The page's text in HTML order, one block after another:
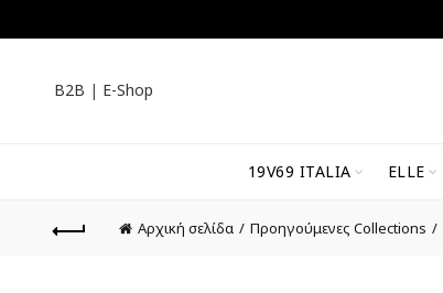
B2B | E-Shop
19V69 ITALIA ELLE
Αρχική σελίδα Προηγούμενες Collections